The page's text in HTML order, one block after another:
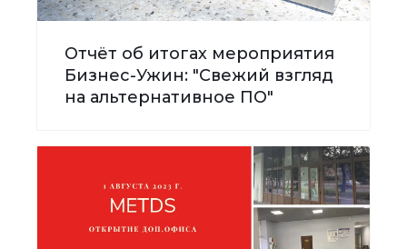
Отчёт об итогах мероприятия
Бизнес-Ужин: "Свежий взгляд
на альтернативное ПО"